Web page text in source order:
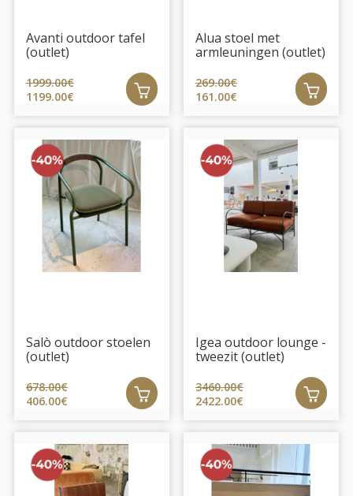
Avanti outdoor tafel
(outlet)
1999.00€
1199.00€
Alua stoel met
armleuningen (outlet)
269.00€
161.00€
Salò outdoor stoelen
(outlet)
678.00€
406.00€
Igea outdoor lounge -
tweezit (outlet)
3460.00€
2422.00€